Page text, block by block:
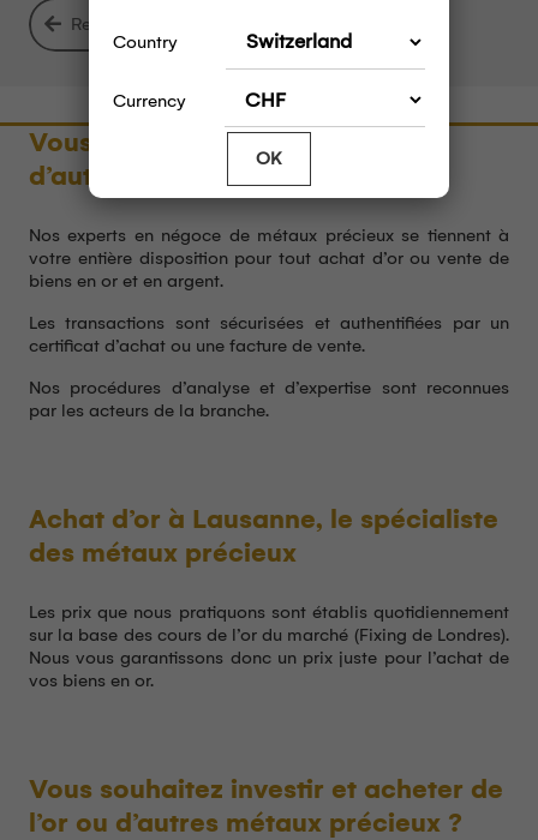
Retour à la liste
Vous souhaitez vendre de l’or ou
d’autres métaux précieux ?
Nos experts en négoce de métaux précieux se tiennent à
votre entière disposition pour tout achat d’or ou vente de
biens en or et en argent.
Les transactions sont sécurisées et authentifiées par un
certificat d’achat ou une facture de vente.
Nos procédures d’analyse et d’expertise sont reconnues
par les acteurs de la branche.
Achat d’or à Lausanne, le spécialiste
des métaux précieux
Les prix que nous pratiquons sont établis quotidiennement
sur la base des cours de l’or du marché (Fixing de Londres).
Nous vous garantissons donc un prix juste pour l’achat de
vos biens en or.
Vous souhaitez investir et acheter de
l’or ou d’autres métaux précieux ?
Country
Currency
OK